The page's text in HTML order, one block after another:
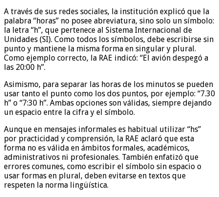
A través de sus redes sociales, la institución explicó que la
palabra “horas” no posee abreviatura, sino solo un símbolo:
la letra “h”, que pertenece al Sistema Internacional de
Unidades (SI). Como todos los símbolos, debe escribirse sin
punto y mantiene la misma forma en singular y plural.
Como ejemplo correcto, la RAE indicó: “El avión despegó a
las 20:00 h”.
Asimismo, para separar las horas de los minutos se pueden
usar tanto el punto como los dos puntos, por ejemplo: “7.30
h” o “7:30 h”. Ambas opciones son válidas, siempre dejando
un espacio entre la cifra y el símbolo.
Aunque en mensajes informales es habitual utilizar “hs”
por practicidad y comprensión, la RAE aclaró que esta
forma no es válida en ámbitos formales, académicos,
administrativos ni profesionales. También enfatizó que
errores comunes, como escribir el símbolo sin espacio o
usar formas en plural, deben evitarse en textos que
respeten la norma lingüística.